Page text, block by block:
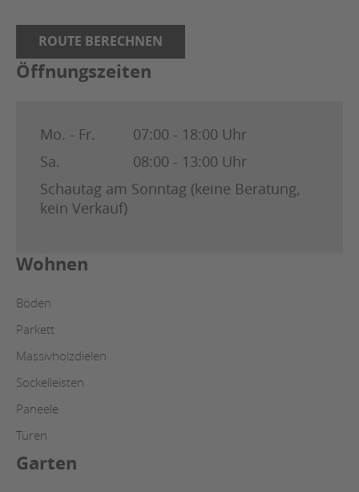
ROUTE BERECHNEN
Öffnungszeiten
Mo. - Fr.
07:00 - 18:00 Uhr
Sa.
08:00 - 13:00 Uhr
Schautag am Sonntag (keine Beratung,
kein Verkauf)
Wohnen
Böden
Parkett
Massivholzdielen
Sockelleisten
Paneele
Türen
Garten